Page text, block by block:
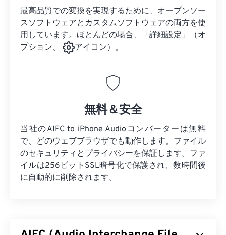
最高品質での変換を実現するために、オープンソー
スソフトウェアとカスタムソフトウェアの両方を使
用しています。ほとんどの場合、「詳細設定」（オ
プション、
アイコン）。
無料＆安全
当社のAIFC to iPhone Audioコンバーターは無料
で、どのウェブブラウザでも動作します。ファイル
のセキュリティとプライバシーを保証します。ファ
イルは256ビットSSL暗号化で保護され、数時間後
に自動的に削除されます。